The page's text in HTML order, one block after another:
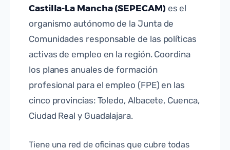
Castilla-La Mancha (SEPECAM) es el
organismo autónomo de la Junta de
Comunidades responsable de las políticas
activas de empleo en la región. Coordina
los planes anuales de formación
profesional para el empleo (FPE) en las
cinco provincias: Toledo, Albacete, Cuenca,
Ciudad Real y Guadalajara.
Tiene una red de oficinas que cubre todas